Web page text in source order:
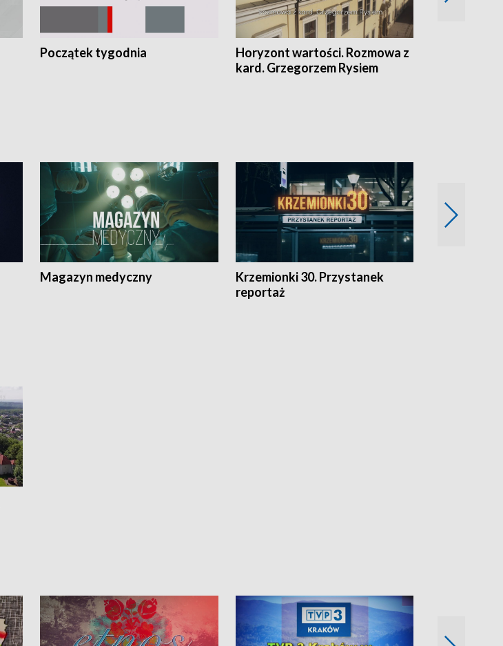
Początek tygodnia
Horyzont wartości. Rozmowa z
kard. Grzegorzem Rysiem
Magazyn medyczny
Krzemionki 30. Przystanek
reportaż